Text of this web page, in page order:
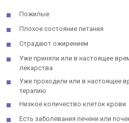
Пожилые
Плохое состояние питания
Страдают ожирением
Уже приняли или в настоящее
лекарства
Уже проходили или в настоящее
терапию
Низкое количество клеток крови
Есть заболевания печени или